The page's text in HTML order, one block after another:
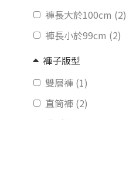
褲長大於100cm (2)
褲長小於99cm (2)
褲子版型
雙層褲 (1)
直筒褲 (2)
繭型褲 (1)